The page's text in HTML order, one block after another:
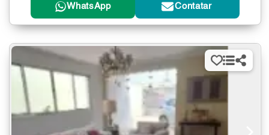
WhatsApp Contatar